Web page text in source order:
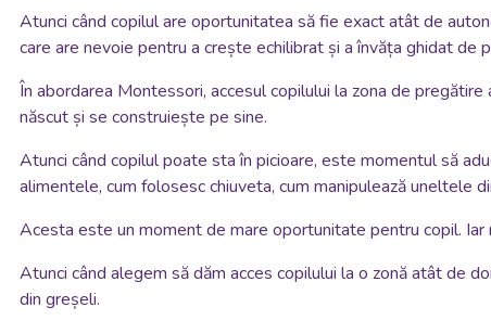
Atunci când copilul are oportunitatea să fie exact atât de
care are nevoie pentru a crește echilibrat și a învăța ghidat de
În abordarea Montessori, accesul copilului la zona de
născut și se construiește pe sine.
Atunci când copilul poate sta în picioare, este momentul să
alimentele, cum folosesc chiuveta, cum manipulează uneltele
Acesta este un moment de mare oportunitate pentru copil.
Atunci când alegem să dăm acces copilului la o zonă atât de
din greșeli.